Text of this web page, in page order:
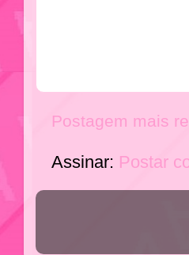
Postagem mais
Assinar: Postar